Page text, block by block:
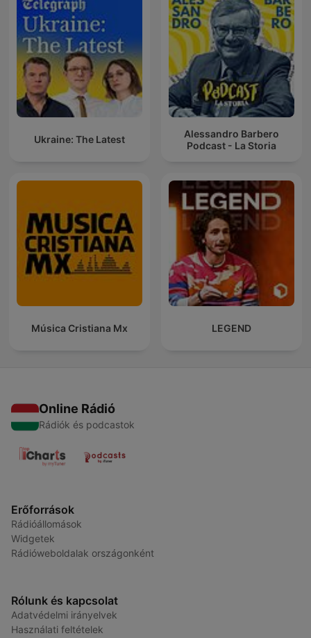
Ukraine: The Latest
Alessandro Barbero
Podcast - La Storia
Música Cristiana Mx LEGEND
Online Rádió
Rádiók és podcastok
Erőforrások
Rádióállomások
Widgetek
Rádióweboldalak országonként
Rólunk és kapcsolat
Adatvédelmi irányelvek
Használati feltételek